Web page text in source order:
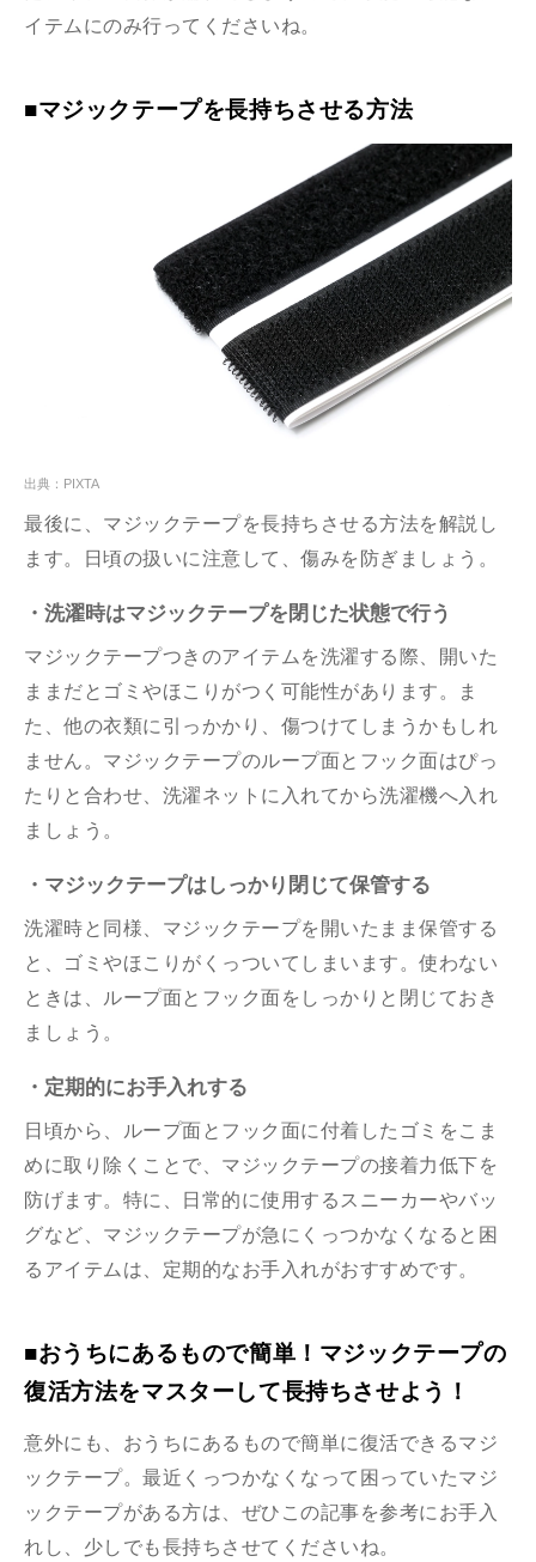
イテムにのみ行ってくださいね。
■マジックテープを長持ちさせる方法
出典：PIXTA
最後に、マジックテープを長持ちさせる方法を解説し
ます。日頃の扱いに注意して、傷みを防ぎましょう。
・洗濯時はマジックテープを閉じた状態で行う
マジックテープつきのアイテムを洗濯する際、開いた
ままだとゴミやほこりがつく可能性があります。ま
た、他の衣類に引っかかり、傷つけてしまうかもしれ
ません。マジックテープのループ面とフック面はぴっ
たりと合わせ、洗濯ネットに入れてから洗濯機へ入れ
ましょう。
・マジックテープはしっかり閉じて保管する
洗濯時と同様、マジックテープを開いたまま保管する
と、ゴミやほこりがくっついてしまいます。使わない
ときは、ループ面とフック面をしっかりと閉じておき
ましょう。
・定期的にお手入れする
日頃から、ループ面とフック面に付着したゴミをこま
めに取り除くことで、マジックテープの接着力低下を
防げます。特に、日常的に使用するスニーカーやバッ
グなど、マジックテープが急にくっつかなくなると困
るアイテムは、定期的なお手入れがおすすめです。
■おうちにあるもので簡単！マジックテープの
復活方法をマスターして長持ちさせよう！
意外にも、おうちにあるもので簡単に復活できるマジ
ックテープ。最近くっつかなくなって困っていたマジ
ックテープがある方は、ぜひこの記事を参考にお手入
れし、少しでも長持ちさせてくださいね。